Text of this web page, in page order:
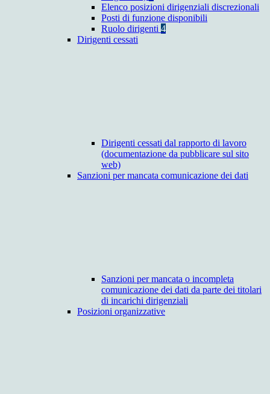
Elenco posizioni dirigenziali discrezionali
Posti di funzione disponibili
Ruolo dirigenti 4
Dirigenti cessati
Dirigenti cessati dal rapporto di lavoro
(documentazione da pubblicare sul sito
web)
Sanzioni per mancata comunicazione dei dati
Sanzioni per mancata o incompleta
comunicazione dei dati da parte dei titolari
di incarichi dirigenziali
Posizioni organizzative